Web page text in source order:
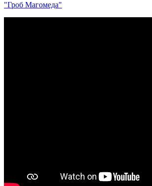
"Гроб Магомеда"